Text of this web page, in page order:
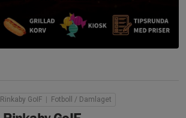
GoIF | Fotboll / Damlaget